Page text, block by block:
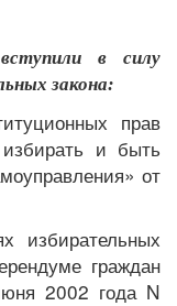
в силу
закона:
прав
и быть
от
избирательных
граждан
2002 года N